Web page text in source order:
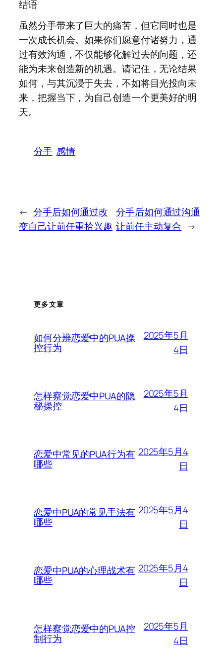
结语
虽然分手带来了巨大的痛苦，但它同时也是
一次成长机会。如果你们愿意付诸努力，通
过有效沟通，不仅能够化解过去的问题，还
能为未来创造新的机遇。请记住，无论结果
如何，与其沉浸于失去，不如将目光投向未
来，把握当下，为自己创造一个更美好的明
天。
分手 感情
← 分手后如何通过改
变自己让前任重拾兴趣
分手后如何通过沟通
让前任主动复合 →
更多文章
如何分辨恋爱中的PUA操
控行为
2025年5月
4日
怎样察觉恋爱中PUA的隐
秘操控
2025年5月
4日
恋爱中常见的PUA行为有
哪些
2025年5月4
日
恋爱中PUA的常见手法有
哪些
2025年5月4
日
恋爱中PUA的心理战术有
哪些
2025年5月4
日
怎样察觉恋爱中的PUA控
制行为
2025年5月
4日